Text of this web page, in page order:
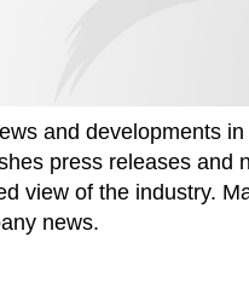
and developments
press releases and
view of the industry.
news.